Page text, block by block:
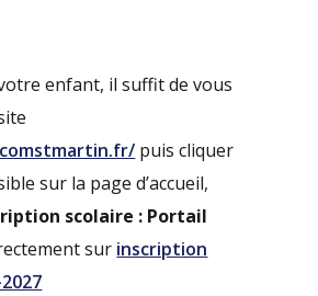
enfant, il suffit de vous
puis cliquer
sur la page d’accueil,
scolaire : Portail
sur inscription